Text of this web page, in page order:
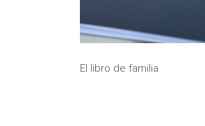
El libro de familia